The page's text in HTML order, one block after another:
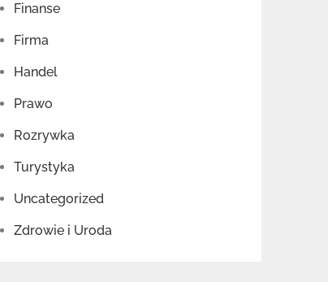
Finanse
Firma
Handel
Prawo
Rozrywka
Turystyka
Uncategorized
Zdrowie i Uroda